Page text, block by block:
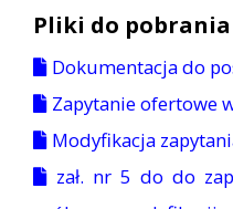
Pliki do pobrania
Dokumentacja do
Zapytanie ofertowe
Modyfikacja
zał. nr 5 do do